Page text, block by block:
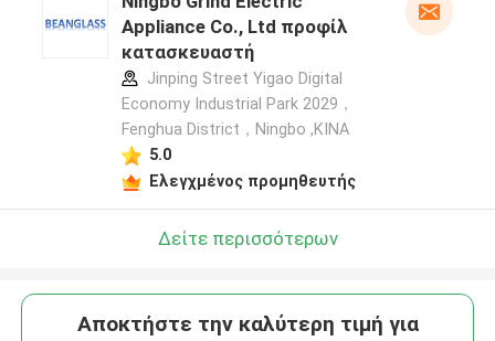
Appliance Co., Ltd προφίλ
κατασκευαστή
Jinping Street Yigao Digital
Economy Industrial Park 2029，
Fenghua District，Ningbo ,ΚΙΝΑ
5.0
Ελεγχμένος προμηθευτής
Δείτε περισσότερων
Αποκτήστε την καλύτερη τιμή για